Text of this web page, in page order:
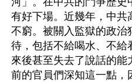
有好下場。近幾年，中共
不窮。被關入監獄的政治
待，包括不給喝水、不給
來後甚至失去了說話的能
前的官員們深知這一點，